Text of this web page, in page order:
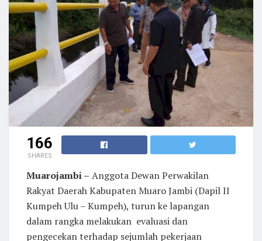
166
SHARES
Muarojambi – Anggota Dewan Perwakilan
Rakyat Daerah Kabupaten Muaro Jambi (Dapil II
Kumpeh Ulu – Kumpeh), turun ke lapangan
dalam rangka melakukan evaluasi dan
pengecekan terhadap sejumlah pekerjaan